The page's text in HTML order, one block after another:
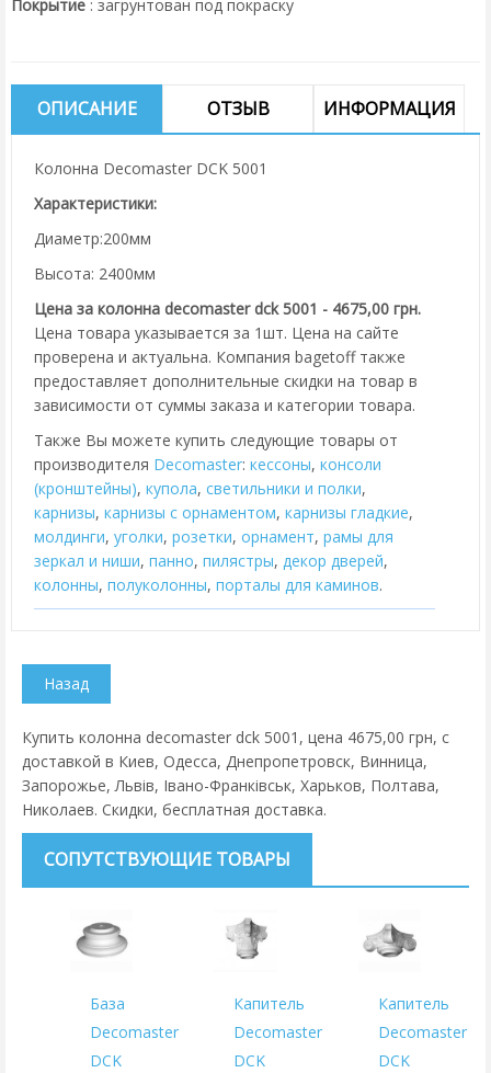
Покрытие : загрунтован под покраску
ОПИСАНИЕ ОТЗЫВ ИНФОРМАЦИЯ
Колонна Decomaster DCK 5001
Характеристики:
Диаметр:200мм
Высота: 2400мм
Цена за колонна decomaster dck 5001 - 4675,00 грн.
Цена товара указывается за 1шт. Цена на сайте
проверена и актуальна. Компания bagetoff также
предоставляет дополнительные скидки на товар в
зависимости от суммы заказа и категории товара.
Также Вы можете купить следующие товары от
производителя Decomaster: кессоны, консоли
(кронштейны), купола, cветильники и полки,
карнизы, карнизы с орнаментом, карнизы гладкие,
молдинги, уголки, розетки, орнамент, рамы для
зеркал и ниши, панно, пилястры, декор дверей,
колонны, полуколонны, порталы для каминов.
Купить колонна decomaster dck 5001, цена 4675,00 грн, с
доставкой в Киев, Одесса, Днепропетровск, Винница,
Запорожье, Львів, Івано-Франківськ, Харьков, Полтава,
Николаев. Скидки, бесплатная доставка.
СОПУТСТВУЮЩИЕ ТОВАРЫ
База
Decomaster
DCK
Капитель
Decomaster
DCK
Капитель
Decomaster
DCK